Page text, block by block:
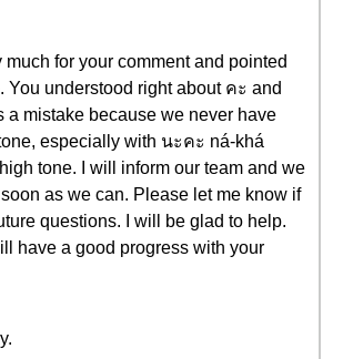
for your comment and pointed
You understood right about คะ and
a mistake because we never have
especially with นะคะ ná-khá
tone. I will inform our team and we
as we can. Please let me know if
questions. I will be glad to help.
have a good progress with your